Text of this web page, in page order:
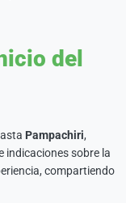
del
Pampachiri,
indicaciones sobre la
compartiendo